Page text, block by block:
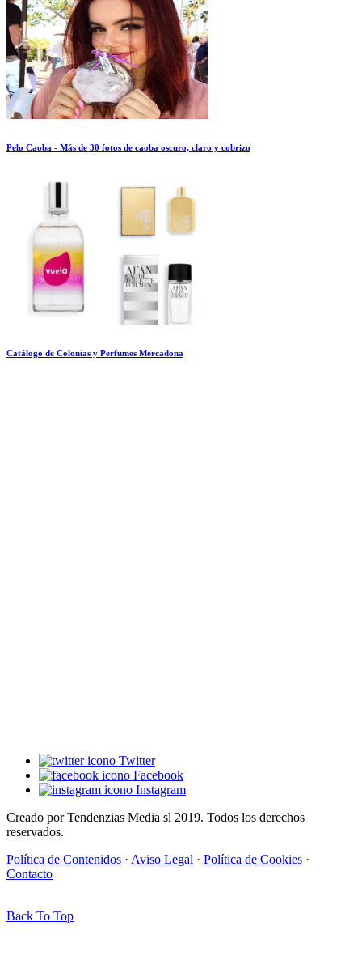
Pelo Caoba - Más de 30 fotos de caoba oscuro, claro y cobrizo
Catálogo de Colonias y Perfumes Mercadona
Twitter
Facebook
Instagram
Creado por Tendenzias Media sl 2019. Todos los derechos
reservados.
Política de Contenidos · Aviso Legal · Política de Cookies ·
Contacto
Back To Top